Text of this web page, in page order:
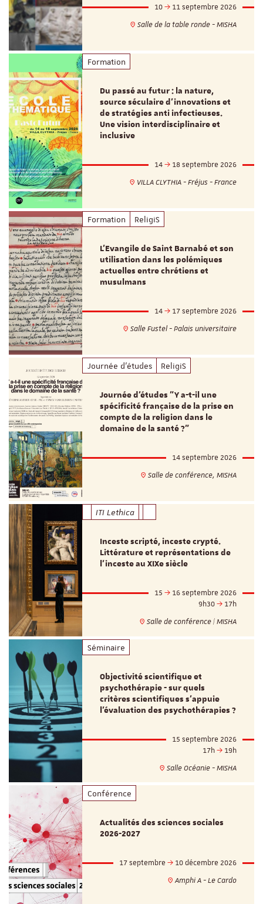
10
11 septembre 2026
Salle de la table ronde - MISHA
Formation
Du passé au futur : la nature,
source séculaire d’innovations et
de stratégies anti infectieuses.
Une vision interdisciplinaire et
inclusive
14
18 septembre 2026
VILLA CLYTHIA - Fréjus - France
Formation ReligiS
L’Evangile de Saint Barnabé et son
utilisation dans les polémiques
actuelles entre chrétiens et
musulmans
14
17 septembre 2026
Salle Fustel - Palais universitaire
Journée d'études ReligiS
Journée d’études "Y a-t-il une
spécificité française de la prise en
compte de la religion dans le
domaine de la santé ?"
14 septembre 2026
Salle de conférence, MISHA
ITI Lethica
Inceste scripté, inceste crypté.
Littérature et représentations de
l’inceste au XIXe siècle
15
16 septembre 2026
9h30
17h
Salle de conférence | MISHA
Séminaire
Objectivité scientifique et
psychothérapie - sur quels
critères scientifiques s'appuie
l'évaluation des psychothérapies ?
15 septembre 2026
17h
19h
Salle Océanie - MISHA
Conférence
Actualités des sciences sociales
2026-2027
17 septembre
10 décembre 2026
Amphi A - Le Cardo